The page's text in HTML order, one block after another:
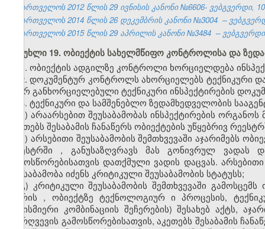
საქართველოს 2012 წლის 29 ივნისის კანონი №6606- ვებგვერდი,
საქართველოს 2014 წლის 26 დეკემბრის კანონი №3004 –
საქართველოს 2015 წლის 29 აპრილის კანონი №3484 –
მუხლი 19. ობიექტის სახელმწიფო კონტროლისა და
1. ობიექტის ადგილზე კონტროლი ხორციელდება
2. დოკუმენტურ კონტროლს ახორციელებს ტექნიკური
მიერ განხორციელებული ტექნიკური ინსპექტირების
3. ტექნიკური და სამშენებლო ზედამხედველობის
ა) არაარსებით შეუსაბამობას ინსპექტირების
აკეთებს შესაბამის ჩანაწერს ობიექტების უწყებრივ
ბ) არსებითი შეუსაბამობის შემთხვევაში აჯარიმებს
რეესტრში , განუსაზღვრავს მასგონივრულ ვადას
გამოსწორებისათვის დათქმული ვადის დაცვას.
შეუსაბამობა იძენს კრიტიკული შეუსაბამობის სტატუსს;
გ) კრიტიკული შეუსაბამობის შემთხვევაში
შორის , ობიექტზე ტექნოლოგიურ ი პროცესის,
ნებისმიერი კომბინაციის შეჩერების) შესახებ აქტს,
დარღვევის გამოსწორებისათვის, აკეთებს შესაბამის